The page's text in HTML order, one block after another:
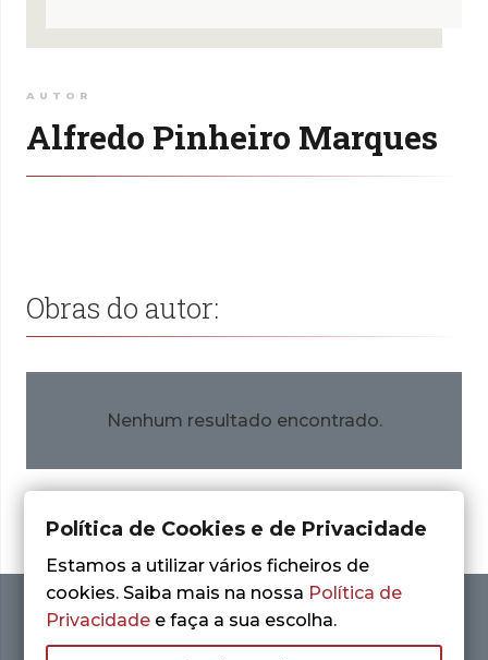
AUTOR
Alfredo Pinheiro Marques
Obras do autor:
Nenhum resultado encontrado.
Política de Cookies e de Privacidade
Estamos a utilizar vários ficheiros de
cookies. Saiba mais na nossa Política de
Privacidade e faça a sua escolha.